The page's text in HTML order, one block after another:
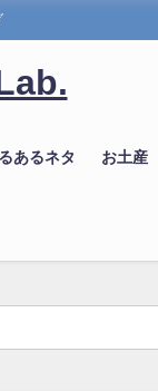
あるネタ お土産